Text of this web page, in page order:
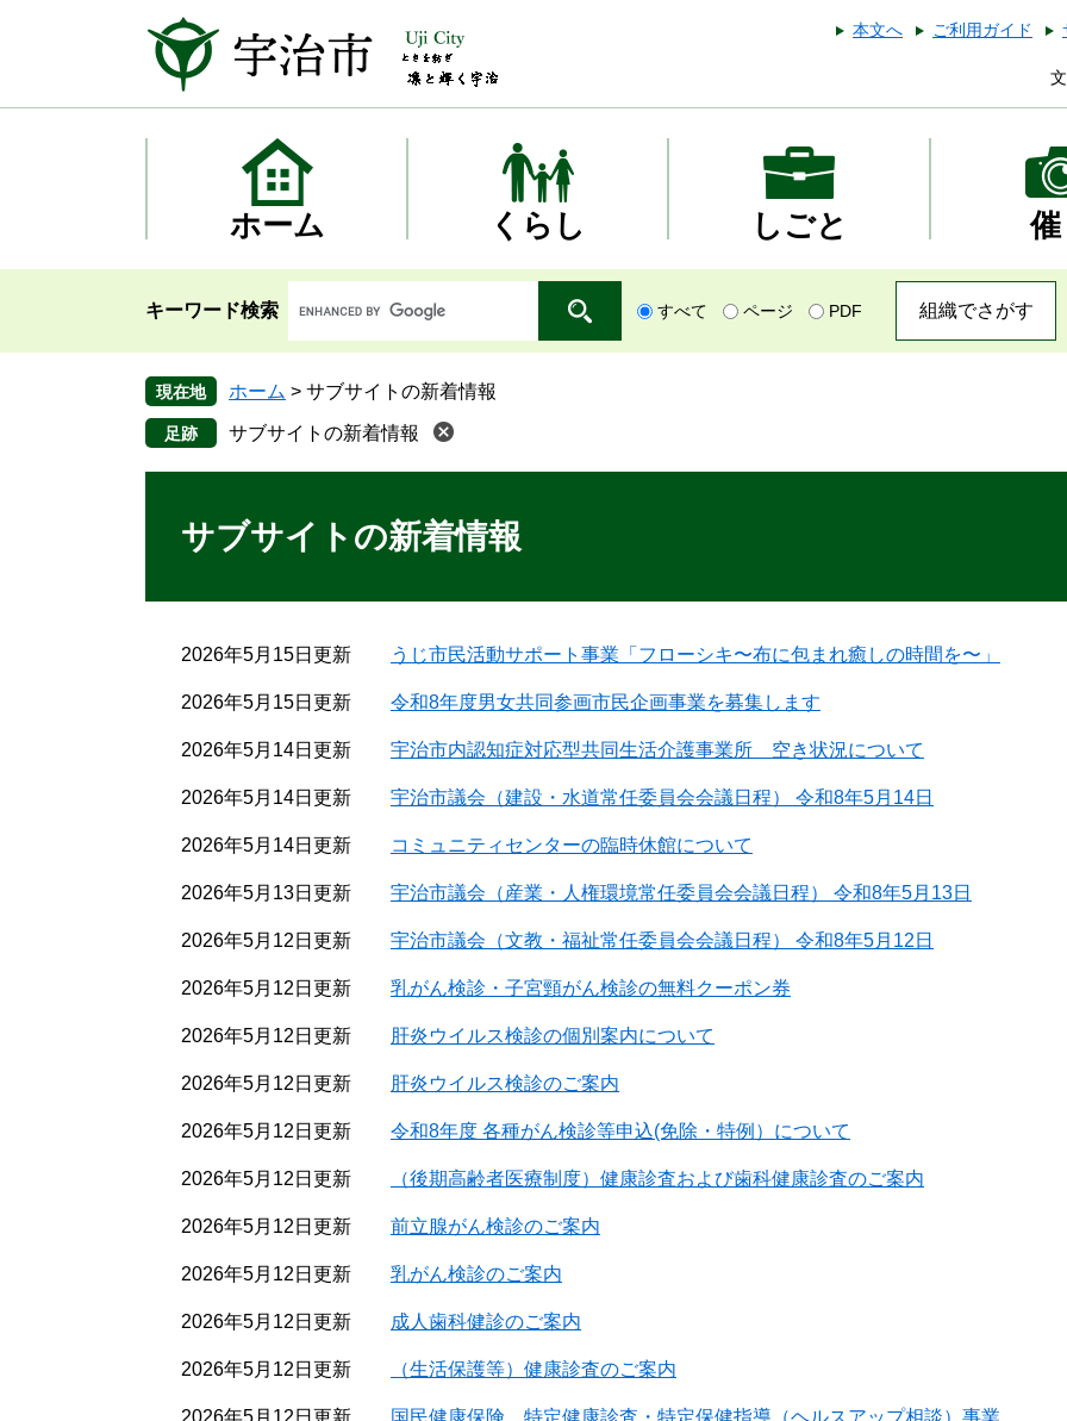
本
本文へ ご利用ガイド
ホーム くらし しごと 催
キーワード検索 すべて ページ PDF 組織でさがす
現在地 ホーム > サブサイトの新着情報
サブサイトの新着情報
サブサイトの新着情報
2026年5月15日更新 うじ市民活動サポート事業「フローシキ〜布に包まれ癒しの時間を〜」
2026年5月15日更新 令和8年度男女共同参画市民企画事業を募集します
2026年5月14日更新 宇治市内認知症対応型共同生活介護事業所 空き状況について
2026年5月14日更新 宇治市議会（建設・水道常任委員会会議日程） 令和8年5月14日
2026年5月14日更新 コミュニティセンターの臨時休館について
2026年5月13日更新 宇治市議会（産業・人権環境常任委員会会議日程） 令和8年5月13日
2026年5月12日更新 宇治市議会（文教・福祉常任委員会会議日程） 令和8年5月12日
2026年5月12日更新 乳がん検診・子宮頸がん検診の無料クーポン券
2026年5月12日更新 肝炎ウイルス検診の個別案内について
2026年5月12日更新 肝炎ウイルス検診のご案内
2026年5月12日更新 令和8年度 各種がん検診等申込(免除・特例）について
2026年5月12日更新 （後期高齢者医療制度）健康診査および歯科健康診査のご案内
2026年5月12日更新 前立腺がん検診のご案内
2026年5月12日更新 乳がん検診のご案内
2026年5月12日更新 成人歯科健診のご案内
2026年5月12日更新 （生活保護等）健康診査のご案内
2026年5月12日更新 国民健康保険 特定健康診査・特定保健指導（ヘルスアップ相談）事業